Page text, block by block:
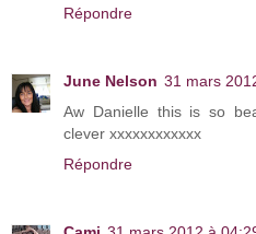
Répondre
June Nelson 31 mars
Aw Danielle this is so
clever xxxxxxxxxxxx
Répondre